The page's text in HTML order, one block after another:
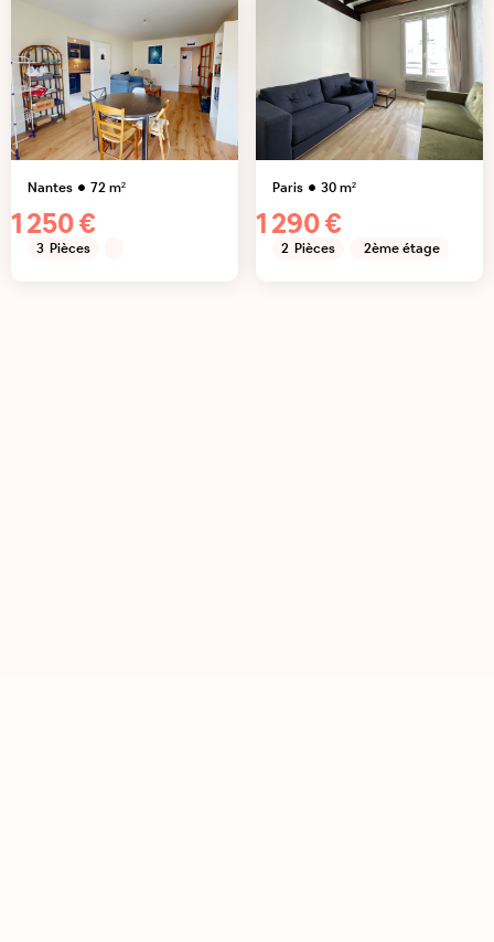
Nantes 72m²
1 250 €
3 Pièces
Paris 30m²
1 290 €
2 Pièces 2ème étage